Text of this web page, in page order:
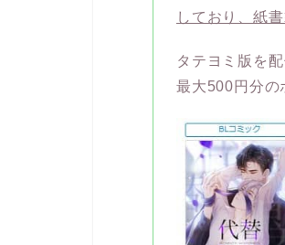
しており、紙
タテヨミ版を
最大500円分の